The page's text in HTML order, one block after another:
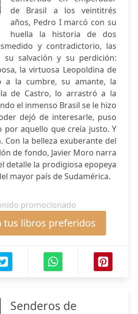
de Brasil a los veintitrés
años, Pedro I marcó con su
huella la historia de dos
y contradictorio, las
su salvación y su perdición:
la virtuosa Leopoldina de
a la cumbre, su amante, la
de Castro, lo arrastró a la
el inmenso Brasil se le hizo
dejó de interesarle, puso
por aquello que creía justo. Y
Con la belleza exuberante del
de fondo, Javier Moro narra
detalle la prodigiosa epopeya
mayor país de Sudamérica.
promocionado
tus libros preferidos
Senderos de